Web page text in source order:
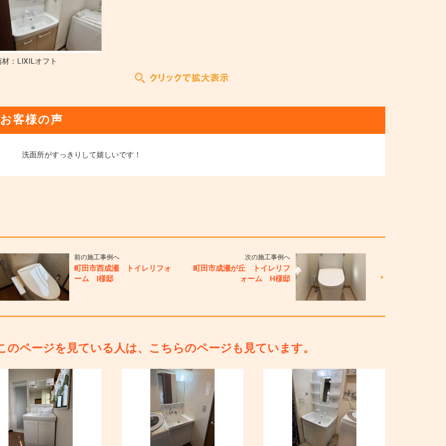
：LIXILオフト
お客様の声
洗面所がすっきりして嬉しいです！
前の施工事例へ
町田市西成瀬 トイレリフォ
ーム I様邸
次の施工事例へ
町田市成瀬が丘 トイレリフ
ォーム H様邸
のページを見ている人は、こちらのページも見ています。